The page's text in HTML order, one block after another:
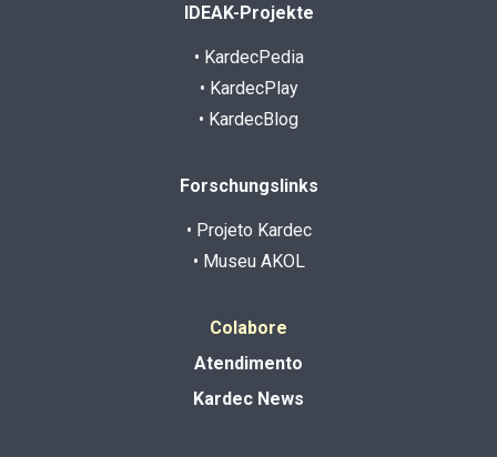
IDEAK-Projekte
• KardecPedia
• KardecPlay
• KardecBlog
Forschungslinks
• Projeto Kardec
• Museu AKOL
Colabore
Atendimento
Kardec News